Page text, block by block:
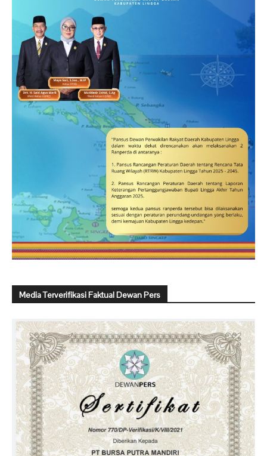
Media Terverifikasi Faktual Dewan Pers